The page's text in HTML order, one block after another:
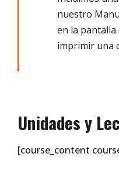
nuestro
en la
imprimir una
Unidades y
[course_content